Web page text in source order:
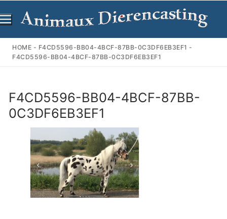
naar
inhoud
HOME - F4CD5596-BB04-4BCF-87BB-0C3DF6EB3EF1 -
F4CD5596-BB04-4BCF-87BB-0C3DF6EB3EF1
F4CD5596-BB04-4BCF-87BB-
0C3DF6EB3EF1